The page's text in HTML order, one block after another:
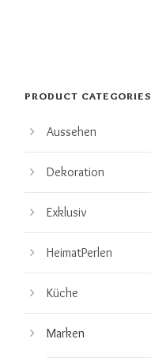
PRODUCT CATEGORIES
Aussehen
Dekoration
Exklusiv
HeimatPerlen
Küche
Marken